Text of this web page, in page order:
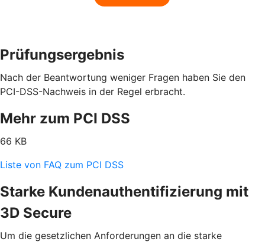
Prüfungsergebnis
Nach der Beantwortung weniger Fragen haben Sie den
PCI-DSS-Nachweis in der Regel erbracht.
Mehr zum PCI DSS
66 KB
Liste von FAQ zum PCI DSS
Starke Kundenauthentifizierung mit
3D Secure
Um die gesetzlichen Anforderungen an die starke